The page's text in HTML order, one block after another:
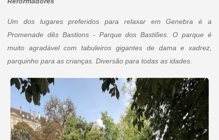
Um dos lugares preferidos para relaxar em Genebra é a
Promenade dês Bastions - Parque dos Bastiões. O parque é
muito agradável com tabuleiros gigantes de dama e xadrez,
parquinho para as crianças. Diversão para todas as idades.